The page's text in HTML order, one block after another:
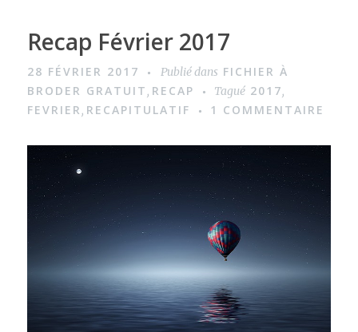
I
a
g
Recap Février 2017
28 FÉVRIER 2017 Publié dans FICHIER À
BRODER GRATUIT, RECAP Tagué 2017,
FEVRIER, RECAPITULATIF 1 COMMENTAIRE